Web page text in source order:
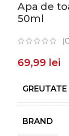
Apa de
50ml
69,99 lei
GREUTATE
BRAND